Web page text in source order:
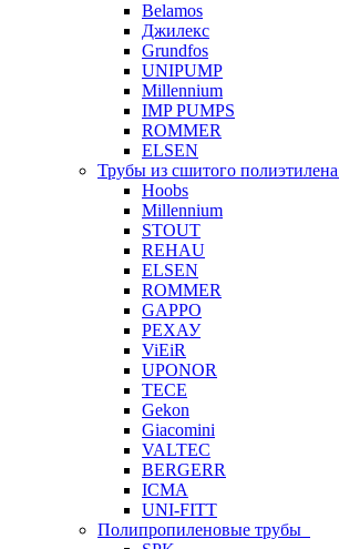
Belamos
Джилекс
Grundfos
UNIPUMP
Millennium
IMP PUMPS
ROMMER
ELSEN
Трубы из сшитого полиэтилена
Hoobs
Millennium
STOUT
REHAU
ELSEN
ROMMER
GAPPO
РЕХАУ
ViEiR
UPONOR
TECE
Gekon
Giacomini
VALTEC
BERGERR
ICMA
UNI-FITT
Полипропиленовые трубы